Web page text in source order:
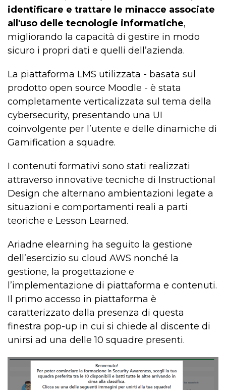
identificare e trattare le minacce associate
all'uso delle tecnologie informatiche,
migliorando la capacità di gestire in modo
sicuro i propri dati e quelli dell’azienda.
La piattaforma LMS utilizzata - basata sul
prodotto open source Moodle - è stata
completamente verticalizzata sul tema della
cybersecurity, presentando una UI
coinvolgente per l’utente e delle dinamiche di
Gamification a squadre.
I contenuti formativi sono stati realizzati
attraverso innovative tecniche di Instructional
Design che alternano ambientazioni legate a
situazioni e comportamenti reali a parti
teoriche e Lesson Learned.
Ariadne elearning ha seguito la gestione
dell’esercizio su cloud AWS nonché la
gestione, la progettazione e
l’implementazione di piattaforma e contenuti.
Il primo accesso in piattaforma è
caratterizzato dalla presenza di questa
finestra pop-up in cui si chiede al discente di
unirsi ad una delle 10 squadre presenti.